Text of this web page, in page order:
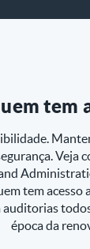
tem
Veja
tem acesso
época da